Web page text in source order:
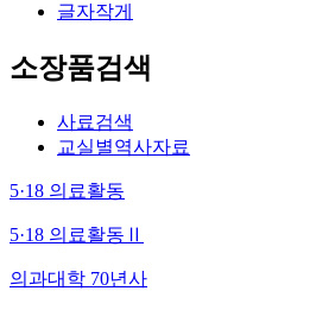
글자작게
소장품검색
사료검색
교실별역사자료
5·18 의료활동
5·18 의료활동Ⅱ
의과대학 70년사